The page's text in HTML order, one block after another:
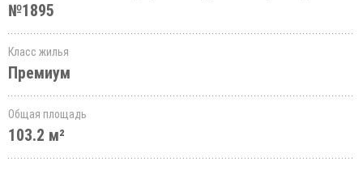
№1895
Класс жилья
Премиум
Общая площадь
103.2 м²